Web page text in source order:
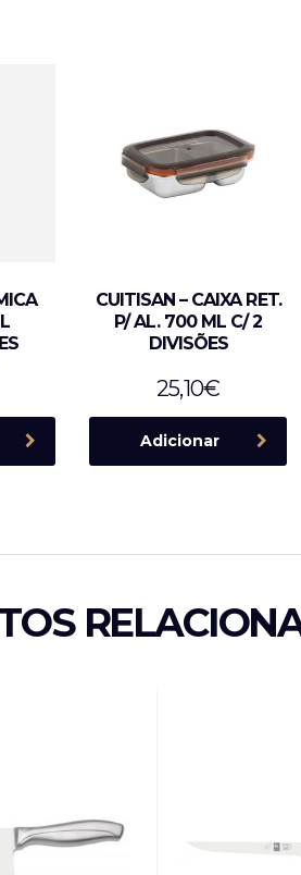
CUITISAN – CAIXA RET.
P/ AL. 700 ML C/ 2
DIVISÕES
25,10€
Adicionar